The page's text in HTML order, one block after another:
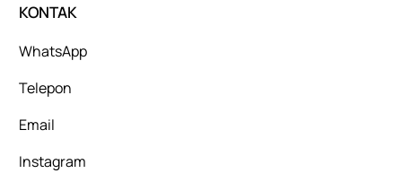
KONTAK
WhatsApp
Telepon
Email
Instagram